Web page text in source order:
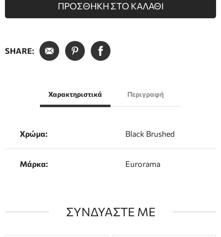
ΠΡΟΣΘΗΚΗ ΣΤΟ ΚΑΛΑΘΙ
SHARE:
Χαρακτηριστικά
Χρώμα: Black Brushed
Μάρκα: Eurorama
Περιγραφή
ΣΥΝΔΥΑΣΤΕ ΜΕ